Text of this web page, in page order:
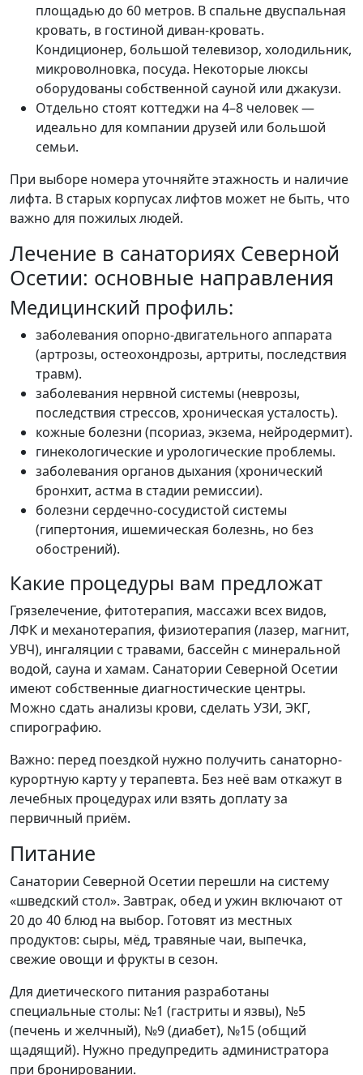
площадью до 60 метров. В спальне двуспальная
кровать, в гостиной диван-кровать.
Кондиционер, большой телевизор, холодильник,
микроволновка, посуда. Некоторые люксы
оборудованы собственной сауной или джакузи.
Отдельно стоят коттеджи на 4–8 человек —
идеально для компании друзей или большой
семьи.
При выборе номера уточняйте этажность и наличие
лифта. В старых корпусах лифтов может не быть, что
важно для пожилых людей.
Лечение в санаториях Северной
Осетии: основные направления
Медицинский профиль:
заболевания опорно-двигательного аппарата
(артрозы, остеохондрозы, артриты, последствия
травм).
заболевания нервной системы (неврозы,
последствия стрессов, хроническая усталость).
кожные болезни (псориаз, экзема, нейродермит).
гинекологические и урологические проблемы.
заболевания органов дыхания (хронический
бронхит, астма в стадии ремиссии).
болезни сердечно-сосудистой системы
(гипертония, ишемическая болезнь, но без
обострений).
Какие процедуры вам предложат
Грязелечение, фитотерапия, массажи всех видов,
ЛФК и механотерапия, физиотерапия (лазер, магнит,
УВЧ), ингаляции с травами, бассейн с минеральной
водой, сауна и хамам. Санатории Северной Осетии
имеют собственные диагностические центры.
Можно сдать анализы крови, сделать УЗИ, ЭКГ,
спирографию.
Важно: перед поездкой нужно получить санаторно-
курортную карту у терапевта. Без неё вам откажут в
лечебных процедурах или взять доплату за
первичный приём.
Питание
Cанатории Северной Осетии перешли на систему
«шведский стол». Завтрак, обед и ужин включают от
20 до 40 блюд на выбор. Готовят из местных
продуктов: сыры, мёд, травяные чаи, выпечка,
свежие овощи и фрукты в сезон.
Для диетического питания разработаны
специальные столы: №1 (гастриты и язвы), №5
(печень и желчный), №9 (диабет), №15 (общий
щадящий). Нужно предупредить администратора
при бронировании.